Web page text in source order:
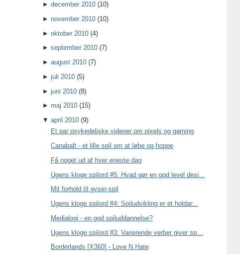
►december 2010 (10)
►november 2010 (10)
►oktober 2010 (4)
►september 2010 (7)
►august 2010 (7)
►juli 2010 (5)
►juni 2010 (8)
►maj 2010 (15)
▼april 2010 (9)
Et par psykedeliske videoer om pixels og gaming
Canabalt - et lille spil om at løbe og hoppe
Få noget ud af hver eneste dag
Ugens kloge spilord #5: Hvad gør en god level desi...
Mit forhold til gyser-spil
Ugens kloge spilord #4: Spiludvikling er et holdar...
Medialogi - en god spiluddannelse?
Ugens kloge spilord #3: Varierende verber giver sp...
Borderlands [X360] - Love N Hate